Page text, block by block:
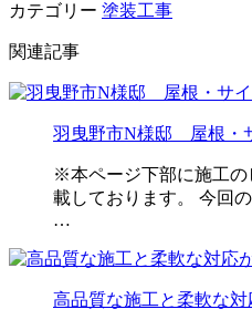
カテゴリー 塗装工事
関連記事
羽曳野市N様邸 屋根・
※本ページ下部に施工の
載しております。 今回
…
高品質な施工と柔軟な対